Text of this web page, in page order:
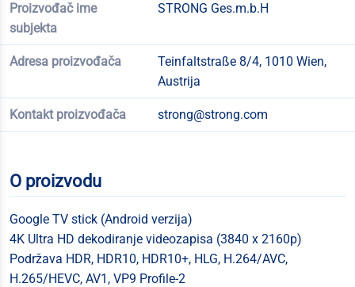
Proizvođač ime
subjekta
STRONG Ges.m.b.H
Adresa proizvođača
Teinfaltstraße 8/4, 1010 Wien,
Austrija
Kontakt proizvođača strong@strong.com
O proizvodu
Google TV stick (Android verzija)
4K Ultra HD dekodiranje videozapisa (3840 x 2160p)
Podržava HDR, HDR10, HDR10+, HLG, H.264/AVC,
H.265/HEVC, AV1, VP9 Profile-2